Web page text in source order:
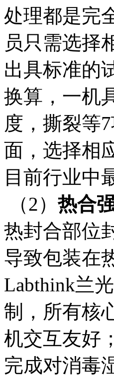
处理都是完
员只需选择
出具标准的
换算，一机
度，撕裂等
面，选择相
目前行业中
（2） 热合
热封合部位
导致包装在
Labthink兰
制，所有核
机交互友好
完成对消毒